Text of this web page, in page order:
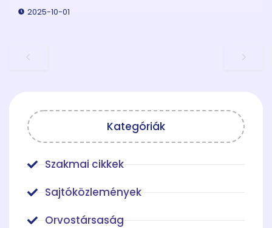
Kategóriák
Szakmai cikkek
Sajtóközlemények
Orvostársaság
2025-10-01